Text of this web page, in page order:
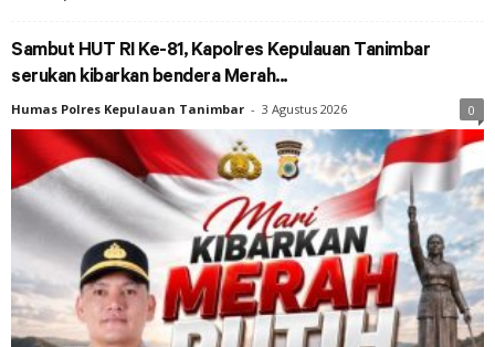
Sambut HUT RI Ke-81, Kapolres Kepulauan Tanimbar
serukan kibarkan bendera Merah...
Humas Polres Kepulauan Tanimbar - 3 Agustus 2026 0